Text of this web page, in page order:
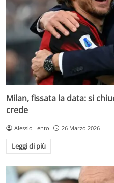
Milan, fissata la data: si
crede
Alessio Lento 26 Marzo 2026
Leggi di più